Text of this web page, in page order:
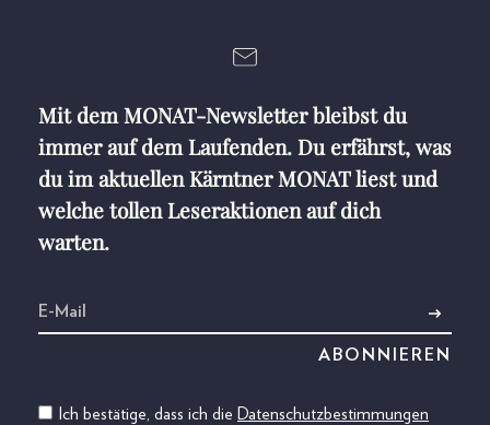
Mit dem MONAT-Newsletter bleibst du
immer auf dem Laufenden. Du erfährst, was
du im aktuellen Kärntner MONAT liest und
welche tollen Leseraktionen auf dich
warten.
Ich bestätige, dass ich die Datenschutzbestimmungen